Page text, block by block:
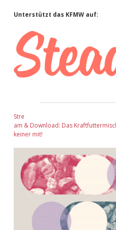
Sidebar
Unterstützt das KFMW auf:
Stre
am & Download: Das
keiner mit!